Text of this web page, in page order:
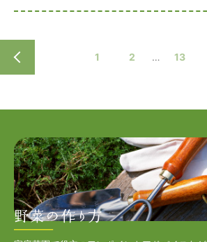
1 2 13